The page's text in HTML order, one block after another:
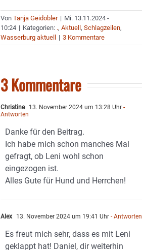
VonTanja Geidobler | Mi. 13.11.2024 -
10:24 | Kategorien: .,Aktuell,Schlagzeilen,
Wasserburg aktuell
| 3 Kommentare
3 Kommentare
Christine 13. November 2024 um 13:28 Uhr -
Antworten
Danke für den Beitrag.
Ich habe mich schon manches Mal
gefragt, ob Leni wohl schon
eingezogen ist.
Alles Gute für Hund und Herrchen!
Alex 13. November 2024 um 19:41 Uhr - Antworten
Es freut mich sehr, dass es mit Leni
geklappt hat! Daniel, dir weiterhin